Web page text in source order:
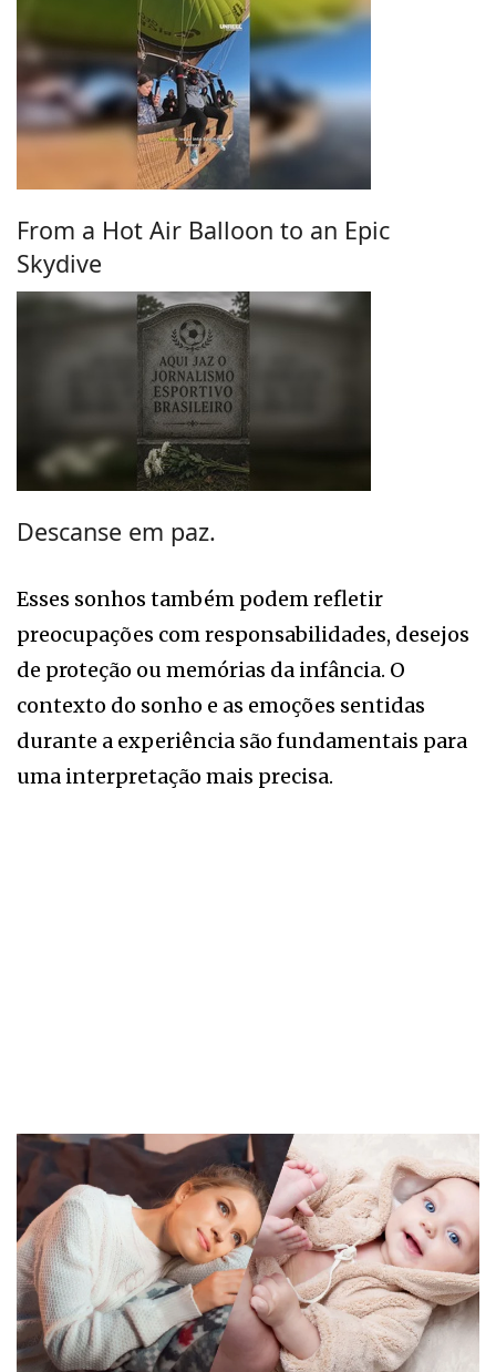
From a Hot Air Balloon to an Epic
Skydive
Descanse em paz.
Esses sonhos também podem refletir
preocupações com responsabilidades, desejos
de proteção ou memórias da infância. O
contexto do sonho e as emoções sentidas
durante a experiência são fundamentais para
uma interpretação mais precisa.